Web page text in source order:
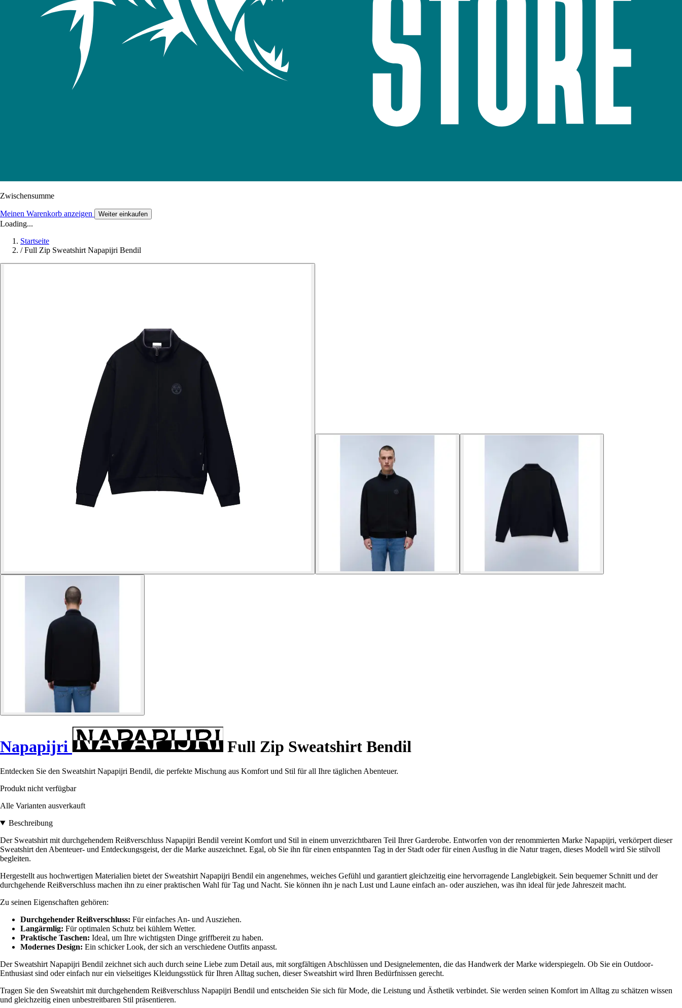
Zwischensumme
Meinen Warenkorb anzeigen Weiter einkaufen
Loading...
Startseite
/ Full Zip Sweatshirt Napapijri Bendil
Napapijri Full Zip Sweatshirt Bendil
Entdecken Sie den Sweatshirt Napapijri Bendil, die perfekte Mischung aus Komfort und Stil für all Ihre täglichen Abenteuer.
Produkt nicht verfügbar
Alle Varianten ausverkauft
Beschreibung
Der Sweatshirt mit durchgehendem Reißverschluss Napapijri Bendil vereint Komfort und Stil in einem unverzichtbaren Teil Ihrer Garderobe. Entworfen von der renommierten Marke Napapijri, verkörpert dieser
Sweatshirt den Abenteuer- und Entdeckungsgeist, der die Marke auszeichnet. Egal, ob Sie ihn für einen entspannten Tag in der Stadt oder für einen Ausflug in die Natur tragen, dieses Modell wird Sie stilvoll
begleiten.
Hergestellt aus hochwertigen Materialien bietet der Sweatshirt Napapijri Bendil ein angenehmes, weiches Gefühl und garantiert gleichzeitig eine hervorragende Langlebigkeit. Sein bequemer Schnitt und der
durchgehende Reißverschluss machen ihn zu einer praktischen Wahl für Tag und Nacht. Sie können ihn je nach Lust und Laune einfach an- oder ausziehen, was ihn ideal für jede Jahreszeit macht.
Zu seinen Eigenschaften gehören:
Durchgehender Reißverschluss: Für einfaches An- und Ausziehen.
Langärmlig: Für optimalen Schutz bei kühlem Wetter.
Praktische Taschen: Ideal, um Ihre wichtigsten Dinge griffbereit zu haben.
Modernes Design: Ein schicker Look, der sich an verschiedene Outfits anpasst.
Der Sweatshirt Napapijri Bendil zeichnet sich auch durch seine Liebe zum Detail aus, mit sorgfältigen Abschlüssen und Designelementen, die das Handwerk der Marke widerspiegeln. Ob Sie ein Outdoor-
Enthusiast sind oder einfach nur ein vielseitiges Kleidungsstück für Ihren Alltag suchen, dieser Sweatshirt wird Ihren Bedürfnissen gerecht.
Tragen Sie den Sweatshirt mit durchgehendem Reißverschluss Napapijri Bendil und entscheiden Sie sich für Mode, die Leistung und Ästhetik verbindet. Sie werden seinen Komfort im Alltag zu schätzen wissen
und gleichzeitig einen unbestreitbaren Stil präsentieren.